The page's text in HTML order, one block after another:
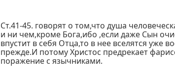
Ст.41-45. говорят о том,что душа
и ни чем,кроме Бога,ибо ,если даже Сын
впустит в себя Отца,то в нее вселятся уже
прежде.И потому Христос предрекает
поражение с язычниками.